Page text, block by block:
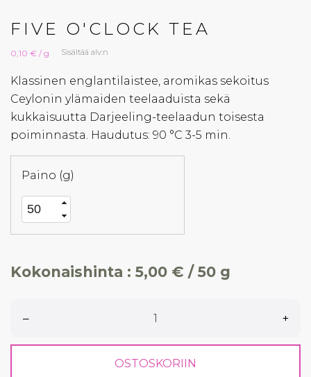
FIVE O'CLOCK TEA
0,10 € / g Sisältää alv:n
Klassinen englantilaistee, aromikas sekoitus
Ceylonin ylämaiden teelaaduista sekä
kukkaisuutta Darjeeling-teelaadun toisesta
poiminnasta. Haudutus: 90 °C 3-5 min.
Paino (g)
Kokonaishinta : 5,00 € / 50 g
– +
OSTOSKORIIN